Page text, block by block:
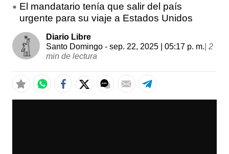
El mandatario tenía que salir del país
urgente para su viaje a Estados Unidos
Diario Libre
Santo Domingo - sep. 22, 2025 | 05:17 p. m. 2
min de lectura